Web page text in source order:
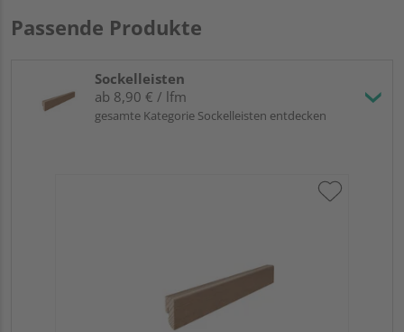
Passende Produkte
Sockelleisten
ab 8,90 € / lfm
gesamte Kategorie Sockelleisten entdecken